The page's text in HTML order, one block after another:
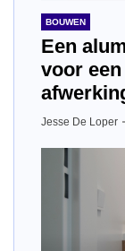
BOUWEN
Een
voor
Jesse De Loper